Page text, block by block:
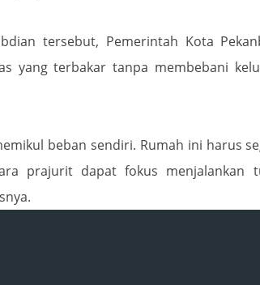
tersebut, Pemerintah Kota
yang terbakar tanpa membebani
beban sendiri. Rumah ini harus
prajurit dapat fokus menjalankan